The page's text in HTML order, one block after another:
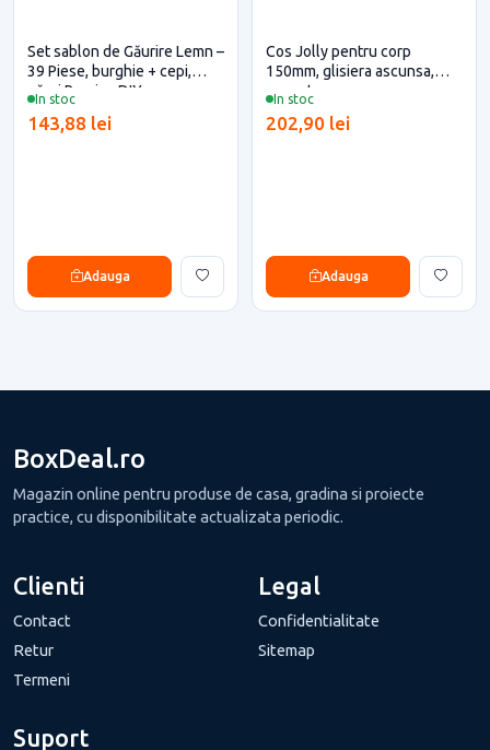
In stoc
Set sablon de Găurire Lemn –
39 Piese, burghie + cepi,
găuri Precise DIY
143,88 lei
Adauga
In stoc
Cos Jolly pentru corp
150mm, glisiera ascunsa,
cromat,
202,90 lei
Adauga
BoxDeal.ro
Magazin online pentru produse de casa, gradina si proiecte
practice, cu disponibilitate actualizata periodic.
Clienti
Contact
Retur
Termeni
Legal
Confidentialitate
Sitemap
Suport